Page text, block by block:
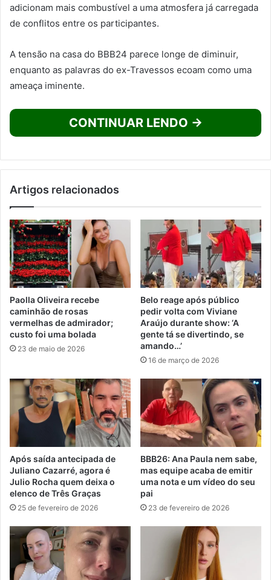
adicionam mais combustível a uma atmosfera já carregada
de conflitos entre os participantes.
A tensão na casa do BBB24 parece longe de diminuir,
enquanto as palavras do ex-Travessos ecoam como uma
ameaça iminente.
CONTINUAR LENDO →
Artigos relacionados
Paolla Oliveira recebe
caminhão de rosas
vermelhas de admirador;
custo foi uma bolada
23 de maio de 2026
Belo reage após público
pedir volta com Viviane
Araújo durante show: ‘A
gente tá se divertindo, se
amando…’
16 de março de 2026
Após saída antecipada de
Juliano Cazarré, agora é
Julio Rocha quem deixa o
elenco de Três Graças
25 de fevereiro de 2026
BBB26: Ana Paula nem sabe,
mas equipe acaba de emitir
uma nota e um vídeo do seu
pai
23 de fevereiro de 2026